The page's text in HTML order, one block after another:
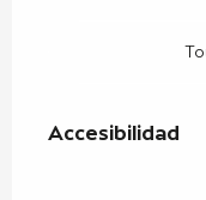
Accesibilidad